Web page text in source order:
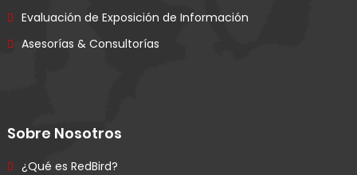
Evaluación de Exposición de Información
Asesorías & Consultorías
Sobre Nosotros
¿Qué es RedBird?